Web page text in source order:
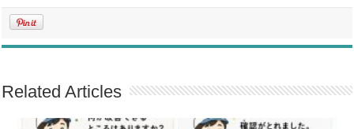
Related Articles